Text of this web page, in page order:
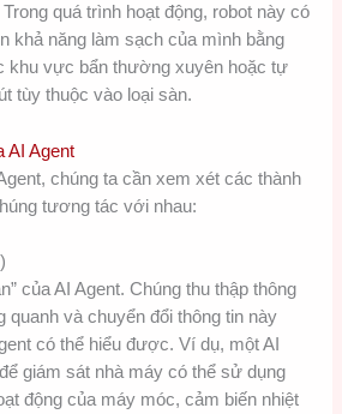
quá trình hoạt động, robot này có
khả năng làm sạch của mình bằng
khu vực bẩn thường xuyên hoặc tự
tùy thuộc vào loại sàn.
AI Agent
chúng ta cần xem xét các thành
tương tác với nhau:
của AI Agent. Chúng thu thập thông
và chuyển đổi thông tin này
có thể hiểu được. Ví dụ, một AI
giám sát nhà máy có thể sử dụng
động của máy móc, cảm biến nhiệt